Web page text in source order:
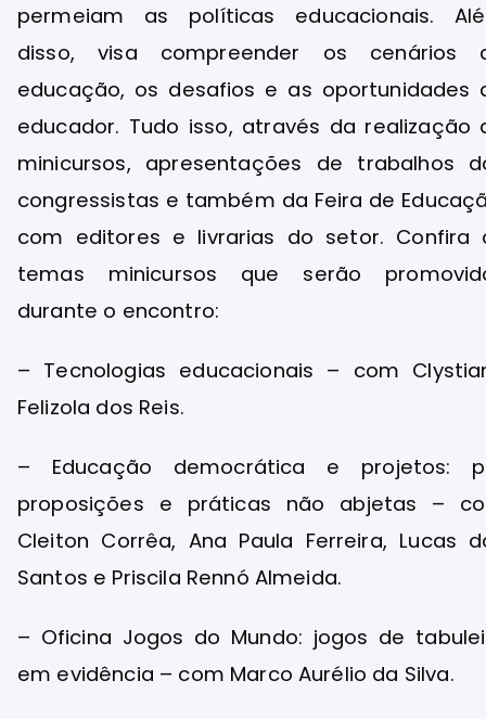
permeiam as políticas educacionais.
disso, visa compreender os cenários
educação, os desafios e as oportunidades
educador. Tudo isso, através da realização
minicursos, apresentações de trabalhos
congressistas e também da Feira de
com editores e livrarias do setor. Confira
temas minicursos que serão
durante o encontro:
– Tecnologias educacionais – com
Felizola dos Reis.
– Educação democrática e projetos:
proposições e práticas não abjetas –
Cleiton Corrêa, Ana Paula Ferreira, Lucas
Santos e Priscila Rennó Almeida.
– Oficina Jogos do Mundo: jogos de
em evidência – com Marco Aurélio da Silva.